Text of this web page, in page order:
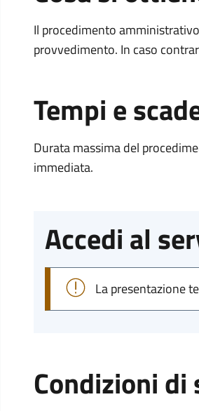
Il procedimento
provvedimento. In caso
Tempi e
Durata massima del
immediata.
Accedi al
La presentazione
Condizioni di